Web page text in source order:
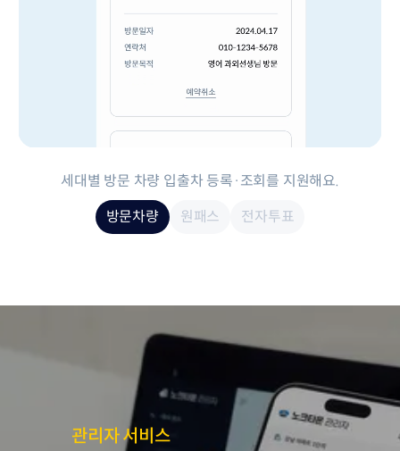
세대별 방문 차량 입출차 등록·조회를 지원해요.
방문차량
원패스 전자투표
관리자 서비스